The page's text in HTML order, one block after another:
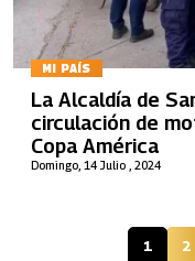
MI PAÍS
Domingo, 14 Julio , 2024
La Alcaldía de
circulación de
Copa América
1 2